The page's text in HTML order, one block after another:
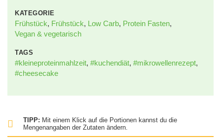
KATEGORIE
Frühstück, Frühstück, Low Carb, Protein Fasten,
Vegan & vegetarisch
TAGS
#kleineproteinmahlzeit, #kuchendiät, #mikrowellenrezept,
#cheesecake
TIPP: Mit einem Klick auf die Portionen kannst du die
Mengenangaben der Zutaten ändern.